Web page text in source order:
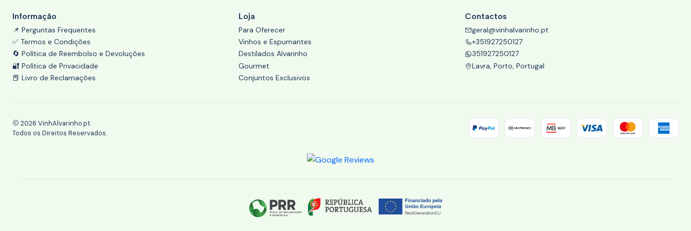
Informação
📌 Perguntas Frequentes
✅ Termos e Condições
🔄 Política de Reembolso e Devoluções
🔐 Política de Privacidade
📕 Livro de Reclamações
Loja
Para Oferecer
Vinhos e Espumantes
Destilados Alvarinho
Gourmet
Conjuntos Exclusivos
Contactos
geral@vinhalvarinho.pt
+351927250127
351927250127
Lavra, Porto, Portugal
2026 VinhAlvarinho.pt.
Todos os Direitos Reservados.